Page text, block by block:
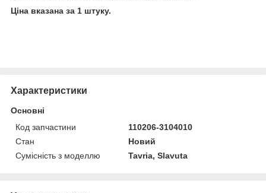
Ціна вказана за 1 штуку.
Характеристики
Основні
Код запчастини
110206-3104010
Стан
Новий
Сумісність з моделлю
Tavria, Slavuta